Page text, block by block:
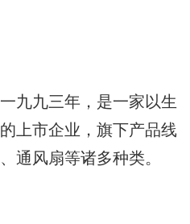
九三年，是一家以生
上市企业，旗下产品线
通风扇等诸多种类。